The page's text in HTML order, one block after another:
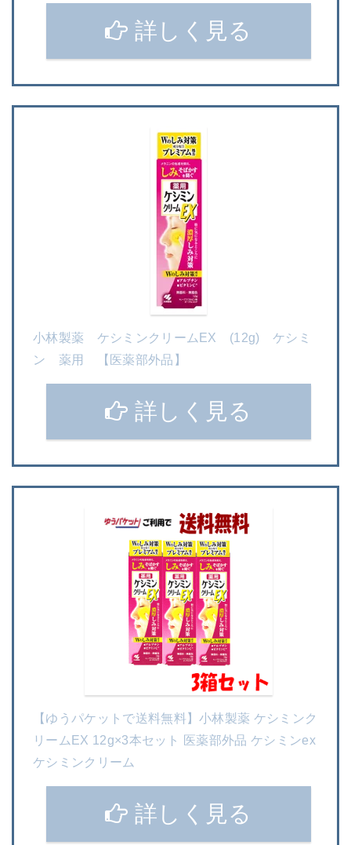
詳しく見る
小林製薬 ケシミンクリームEX (12g) ケシミ
ン 薬用 【医薬部外品】
詳しく見る
【ゆうパケットで送料無料】小林製薬 ケシミンク
リームEX 12g×3本セット 医薬部外品 ケシミンex
ケシミンクリーム
詳しく見る